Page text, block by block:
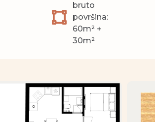
bruto
površina:
60m² +
30m²